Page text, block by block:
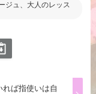
ジュ、大人のレッス
れば指使いは自